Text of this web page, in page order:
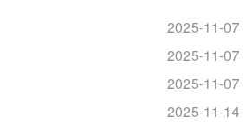
2025-11-07
2025-11-07
2025-11-07
2025-11-14